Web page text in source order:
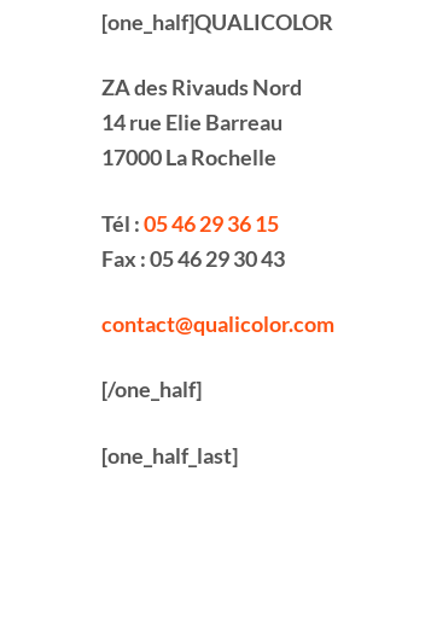
[one_half]QUALICOLOR
ZA des Rivauds Nord
14 rue Elie Barreau
17000 La Rochelle
Tél :05 46 29 36 15
Fax : 05 46 29 30 43
contact@qualicolor.com
[/one_half]
[one_half_last]